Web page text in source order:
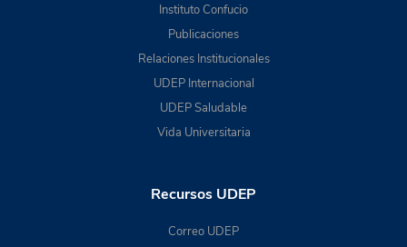
Instituto Confucio
Publicaciones
Relaciones Institucionales
UDEP Internacional
UDEP Saludable
Vida Universitaria
Recursos UDEP
Correo UDEP